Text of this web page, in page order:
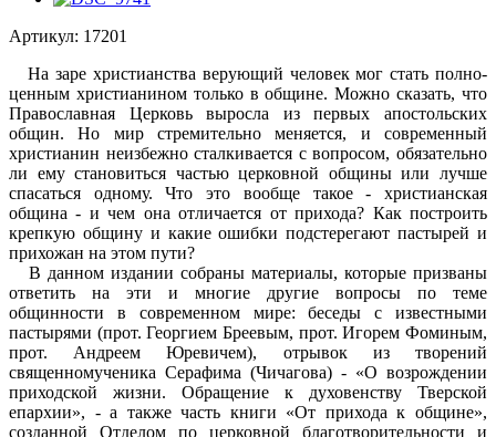
Артикул: 17201
На заре христианства верующий человек мог стать полно­
ценным христианином только в общине. Можно сказать, что
Православная Церковь выросла из первых апостольских
общин. Но мир стремительно меняется, и современный
христианин неизбежно сталкивается с вопросом, обязательно
ли ему стано­виться частью церковной общины или лучше
спасаться одному. Что это вообще такое - христианская
община - и чем она от­личается от прихода? Как построить
крепкую общину и какие ошибки подстерегают пастырей и
прихожан на этом пути?
В данном издании собраны материалы, которые призваны
ответить на эти и многие другие вопросы по теме
общинности в современном мире: беседы с известными
пастырями (прот. Георгием Бреевым, прот. Игорем Фоминым,
прот. Андреем Юревичем), отрывок из творений
священномученика Серафима (Чичагова) - «О возрождении
приходской жизни. Обращение к духовенству Тверской
епархии», - а также часть книги «От при­хода к общине»,
созданной Отделом по церковной благотво­рительности и